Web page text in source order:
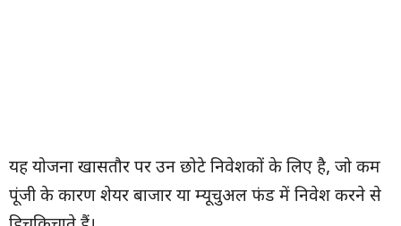
यह योजना खासतौर पर उन छोटे निवेशकों के लिए है, जो कम
पूंजी के कारण शेयर बाजार या म्यूचुअल फंड में निवेश करने से